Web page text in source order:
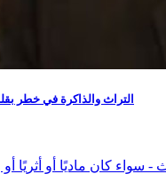
التراث والذاكرة في خطر
- سواء كان ماديًا أو أثريًا أو